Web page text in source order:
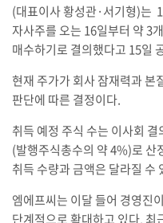
(대표이사 황성관·서기형)는
자사주를 오는 16일부터 약 3
매수하기로 결의했다고 15일
현재 주가가 회사 잠재력과 본
판단에 따른 결정이다.
취득 예정 주식 수는 이사회
(발행주식총수의 약 4%)로 산
취득 수량과 금액은 달라질 수
엠에프씨는 이달 들어 경영진
단계적으로 확대하고 있다. 최